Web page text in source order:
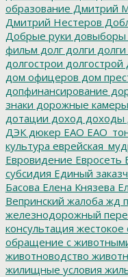
образование Дмитрий
Дмитрий Нестеров
Добрые руки
фильм долг долги
долгострои долгострой
дом офицеров дом
допфинансирование
знаки дорожные камеры
дотации доход доходы
ДЭК дюкер ЕАО
культура
Евровидение Евросеть
субсидия Единый
Басова Елена Князева
Вепринский жалоба жд
железнодорожный
консультация
обращение с
животноводство
жилищные условия